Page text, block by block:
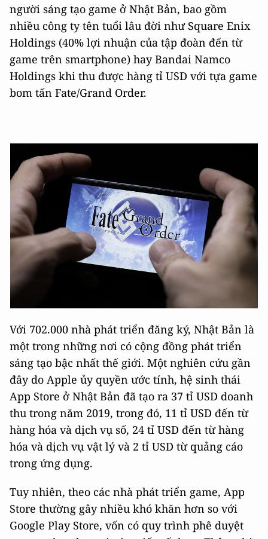
người sáng tạo game ở Nhật Bản, bao gồm
nhiều công ty tên tuổi lâu đời như Square Enix
Holdings (40% lợi nhuận của tập đoàn đến từ
game trên smartphone) hay Bandai Namco
Holdings khi thu được hàng tỉ USD với tựa game
bom tấn Fate/Grand Order.
Với 702.000 nhà phát triển đăng ký, Nhật Bản là
một trong những nơi có cộng đồng phát triển
sáng tạo bậc nhất thế giới. Một nghiên cứu gần
đây do Apple ủy quyền ước tính, hệ sinh thái
App Store ở Nhật Bản đã tạo ra 37 tỉ USD doanh
thu trong năm 2019, trong đó, 11 tỉ USD đến từ
hàng hóa và dịch vụ số, 24 tỉ USD đến từ hàng
hóa và dịch vụ vật lý và 2 tỉ USD từ quảng cáo
trong ứng dụng.
Tuy nhiên, theo các nhà phát triển game, App
Store thường gây nhiều khó khăn hơn so với
Google Play Store, vốn có quy trình phê duyệt